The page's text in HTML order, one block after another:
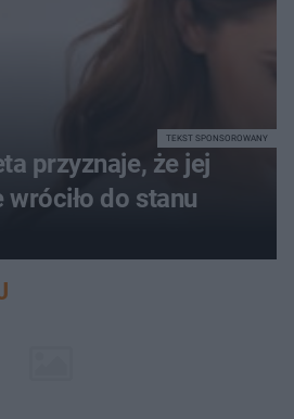
przyznaje, że jej
wróciło do stanu
TEKST SPONSOROWANY